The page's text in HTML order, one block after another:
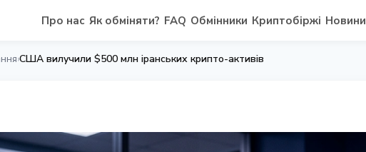
Про нас Як обміняти? FAQ Обмінники Криптобіржі Новини
›США вилучили $500 млн іранських крипто-активів